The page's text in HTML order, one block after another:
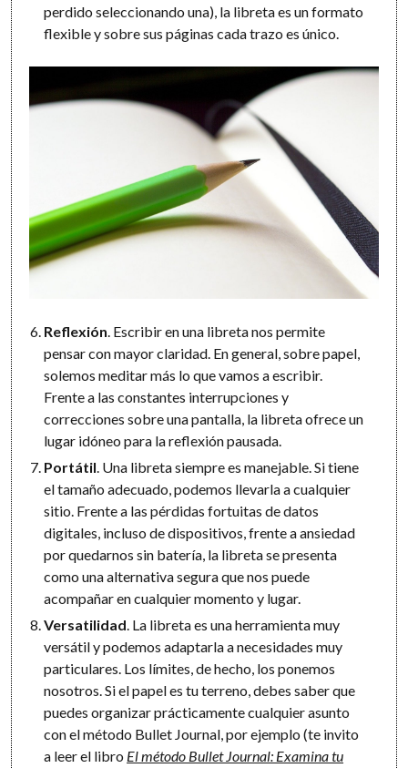
perdido seleccionando una), la libreta es un formato
flexible y sobre sus páginas cada trazo es único.
Reflexión. Escribir en una libreta nos permite
pensar con mayor claridad. En general, sobre papel,
solemos meditar más lo que vamos a escribir.
Frente a las constantes interrupciones y
correcciones sobre una pantalla, la libreta ofrece un
lugar idóneo para la reflexión pausada.
Portátil. Una libreta siempre es manejable. Si tiene
el tamaño adecuado, podemos llevarla a cualquier
sitio. Frente a las pérdidas fortuitas de datos
digitales, incluso de dispositivos, frente a ansiedad
por quedarnos sin batería, la libreta se presenta
como una alternativa segura que nos puede
acompañar en cualquier momento y lugar.
Versatilidad. La libreta es una herramienta muy
versátil y podemos adaptarla a necesidades muy
particulares. Los límites, de hecho, los ponemos
nosotros. Si el papel es tu terreno, debes saber que
puedes organizar prácticamente cualquier asunto
con el método Bullet Journal, por ejemplo (te invito
a leer el libro El método Bullet Journal: Examina tu